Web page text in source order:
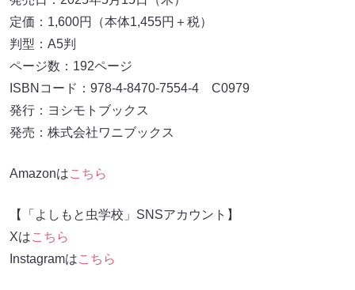
定価：1,600円（本体1,455円＋税）
判型：A5判
ページ数：192ページ
ISBNコード：978-4-8470-7554-4 C0979
発行：ヨシモトブックス
発売：株式会社ワニブックス
Amazonはこちら
【「よしもと虫学校」SNSアカウント】
Xはこちら
Instagramはこちら